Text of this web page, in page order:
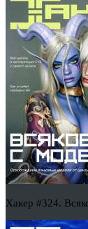
Хакер #324.